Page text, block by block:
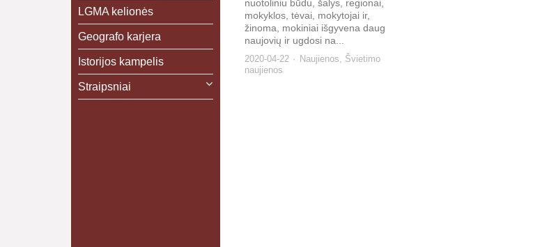
nuotoliniu būdu, šalys, regionai,
mokyklos, tėvai, mokytojai ir,
žinoma, mokiniai išgyvena daug
naujovių ir ugdosi na...
2020-04-22 Naujienos, Švietimo
naujienos
LGMA kelionės
Geografo karjera
Istorijos kampelis
Straipsniai